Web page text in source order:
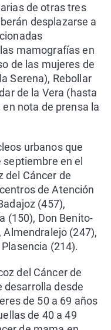
de otras tres
desplazarse a
mamografías en
de las mujeres de
Serena), Rebollar
de la Vera (hasta
nota de prensa la
urbanos que
en el
del Cáncer de
de Atención
(457),
(150), Don Benito-
Almendralejo (247),
(214).
del Cáncer de
desarrolla desde
de 50 a 69 años
de 40 a 49